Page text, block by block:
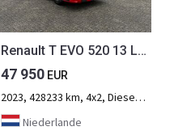
Renault T EVO 520 13 LITER T4X2, SLEEPERCAB, AIRCO,
47 950 EUR
2023, 428233 km, 4x2, Diesel, 2-Achse
Niederlande